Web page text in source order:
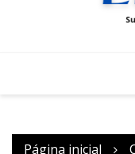
Página inicial